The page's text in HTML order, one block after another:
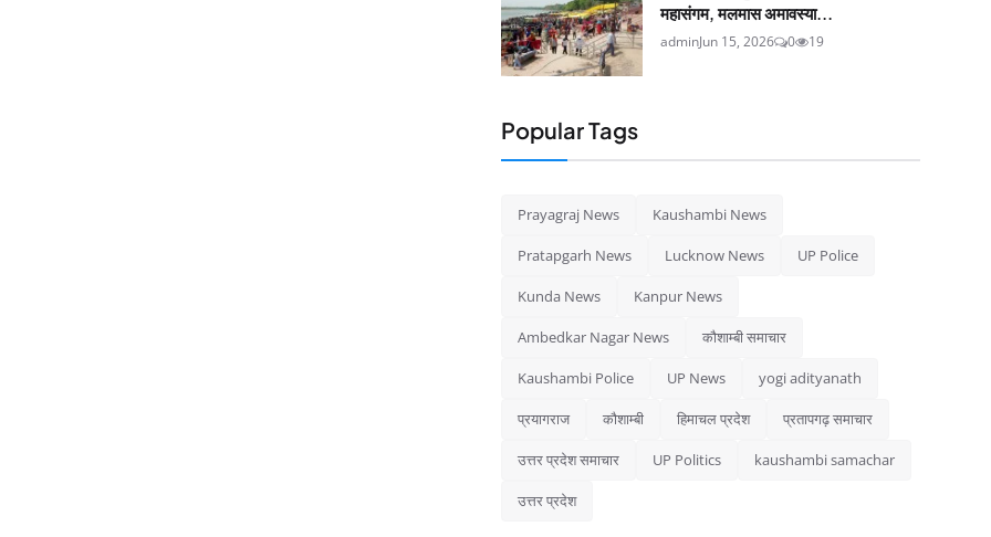
महासंगम, मलमास अमावस्या...
adminJun 15, 2026 0 19
Popular Tags
Prayagraj News Kaushambi News
Pratapgarh News Lucknow News UP Police
Kunda News Kanpur News
Ambedkar Nagar News कौशाम्बी समाचार
Kaushambi Police UP News yogi adityanath
प्रयागराज कौशाम्बी हिमाचल प्रदेश प्रतापगढ़ समाचार
उत्तर प्रदेश समाचार UP Politics kaushambi samachar
उत्तर प्रदेश